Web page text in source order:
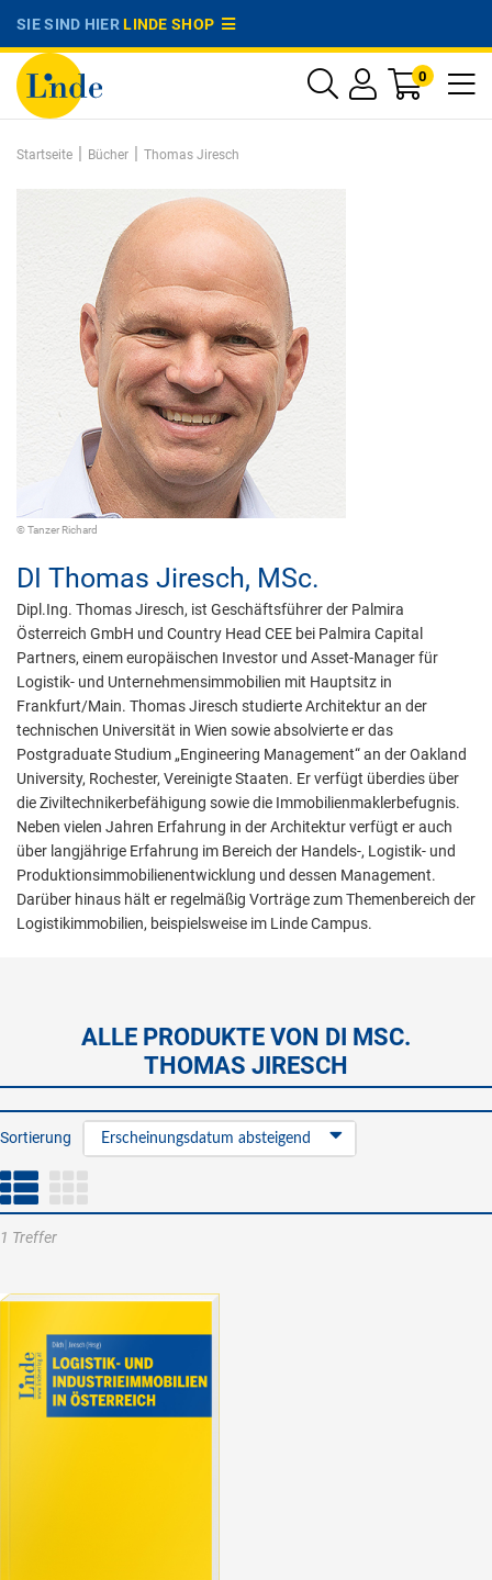
SIE SIND HIERLINDE SHOP
0
Startseite | Bücher | Thomas Jiresch
© Tanzer Richard
DI Thomas Jiresch, MSc.
Dipl.Ing. Thomas Jiresch, ist Geschäftsführer der Palmira
Österreich GmbH und Country Head CEE bei Palmira Capital
Partners, einem europäischen Investor und Asset-Manager für
Logistik- und Unternehmensimmobilien mit Hauptsitz in
Frankfurt/Main. Thomas Jiresch studierte Architektur an der
technischen Universität in Wien sowie absolvierte er das
Postgraduate Studium „Engineering Management“ an der Oakland
University, Rochester, Vereinigte Staaten. Er verfügt überdies über
die Ziviltechnikerbefähigung sowie die Immobilienmaklerbefugnis.
Neben vielen Jahren Erfahrung in der Architektur verfügt er auch
über langjährige Erfahrung im Bereich der Handels-, Logistik- und
Produktionsimmobilienentwicklung und dessen Management.
Darüber hinaus hält er regelmäßig Vorträge zum Themenbereich der
Logistikimmobilien, beispielsweise im Linde Campus.
ALLE PRODUKTE VON DI MSC.
THOMAS JIRESCH
Sortierung Erscheinungsdatum absteigend
1 Treffer